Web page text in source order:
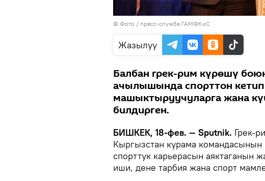
© Фото / пресс-служба ГАМФКиС
Жазылуу
Балбан грек-рим күрөшү
ачылышында спорттон
машыктыруучуларга жана
билдирген.
БИШКЕК, 18-фев. — Sputnik. Грек-
Кыргызстан курама
спорттук карьерасын аяктаганын
иши, дене тарбия жана спорт